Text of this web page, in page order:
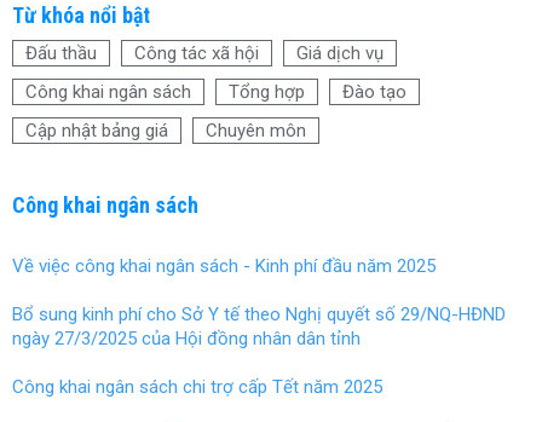
Từ khóa nổi bật
Đấu thầu Công tác xã hội
Giá dịch vụ
Công khai ngân sách
Tổng hợp
Đào tạo
Cập nhật bảng giá
Chuyên môn
Công khai ngân sách
Về việc công khai ngân sách - Kinh phí đầu năm 2025
Bổ sung kinh phí cho Sở Y tế theo Nghị quyết số 29/NQ-HĐND
ngày 27/3/2025 của Hội đồng nhân dân tỉnh
Công khai ngân sách chi trợ cấp Tết năm 2025